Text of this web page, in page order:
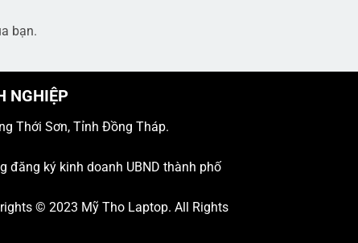
bạn.
NGHIỆP
Thới Sơn, Tỉnh Đồng Tháp.
đăng ký kinh doanh UBND thành phố
© 2023 Mỹ Tho Laptop. All Rights